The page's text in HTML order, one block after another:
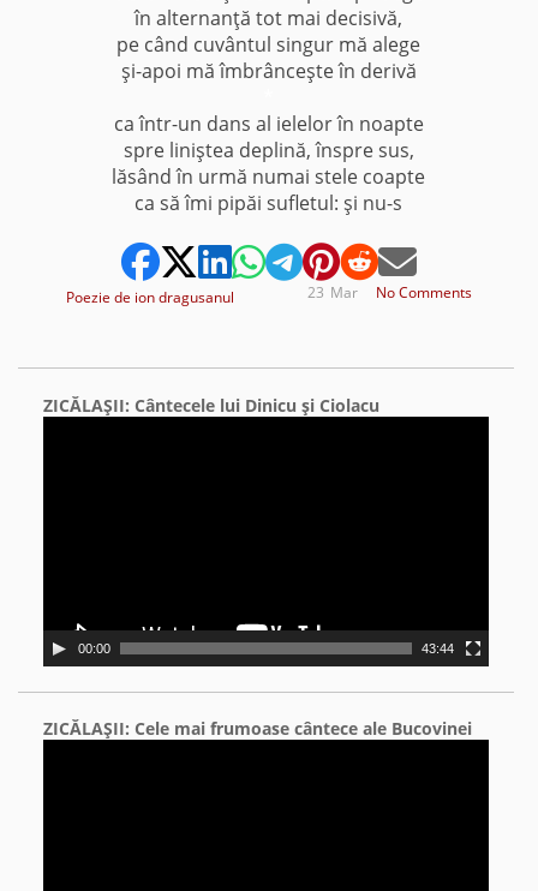
în alternanţă tot mai decisivă,
pe când cuvântul singur mă alege
şi-apoi mă îmbrânceşte în derivă
ca într-un dans al ielelor în noapte
spre liniştea deplină, înspre sus,
lăsând în urmă numai stele coapte
ca să îmi pipăi sufletul: şi nu-s
Poezie de ion dragusanul No Comments
Mar
23
ZICĂLAŞII: Cântecele lui Dinicu şi Ciolacu
00:00 43:44
ZICĂLAŞII: Cele mai frumoase cântece ale Bucovinei